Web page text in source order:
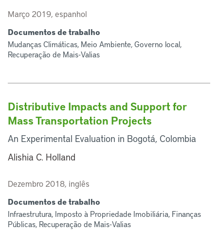
Março 2019, espanhol
Documentos de trabalho
Mudanças Climáticas, Meio Ambiente, Governo local,
Recuperação de Mais-Valias
Distributive Impacts and Support for
Mass Transportation Projects
An Experimental Evaluation in Bogotá, Colombia
Alishia C. Holland
Dezembro 2018, inglês
Documentos de trabalho
Infraestrutura, Imposto à Propriedade Imobiliária, Finanças
Públicas, Recuperação de Mais-Valias